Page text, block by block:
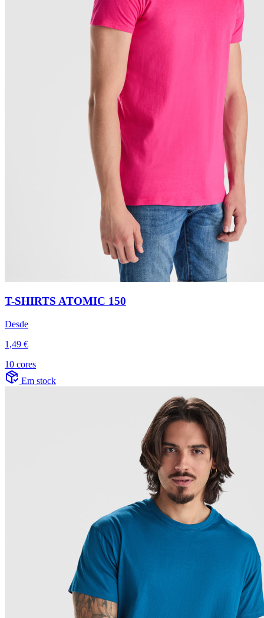
T-SHIRTS ATOMIC 150
Desde
1,49 €
10 cores
Em stock